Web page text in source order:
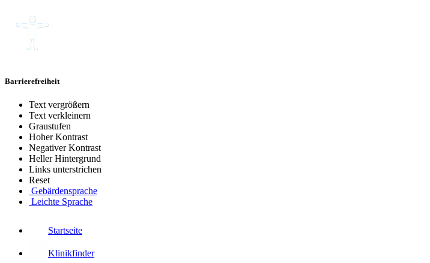
Barrierefreiheit
Text vergrößern
Text verkleinern
Graustufen
Hoher Kontrast
Negativer Kontrast
Heller Hintergrund
Links unterstrichen
Reset
Gebärdensprache
Leichte Sprache
Startseite
Klinikfinder